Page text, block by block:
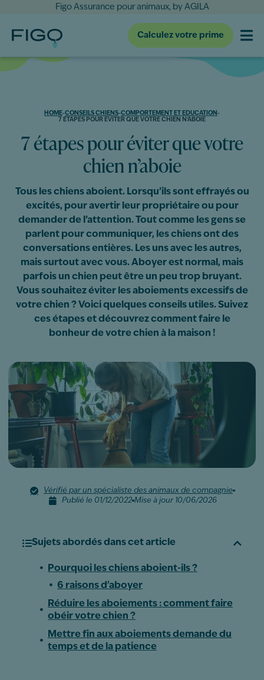
Figo Assurance pour animaux, by AGILA
Calculez votre prime
HOME-CONSEILS CHIENS-COMPORTEMENT ET EDUCATION -
7 ÉTAPES POUR ÉVITER QUE VOTRE CHIEN N’ABOIE
7 étapes pour éviter que votre
chien n’aboie
Tous les chiens aboient. Lorsqu’ils sont effrayés ou
excités, pour avertir leur propriétaire ou pour
demander de l’attention. Tout comme les gens se
parlent pour communiquer, les chiens ont des
conversations entières. Les uns avec les autres,
mais surtout avec vous. Aboyer est normal, mais
parfois un chien peut être un peu trop bruyant.
Vous souhaitez éviter les aboiements excessifs de
votre chien ? Voici quelques conseils utiles. Suivez
ces étapes et découvrez comment faire le
bonheur de votre chien à la maison !
Vérifié par un spécialiste des animaux de compagnie
Publié le 01/12/2022 Mise à jour 10/06/2026
Sujets abordés dans cet article
Pourquoi les chiens aboient-ils ?
6 raisons d'aboyer
Réduire les aboiements : comment faire
obéir votre chien ?
Mettre fin aux aboiements demande du
temps et de la patience